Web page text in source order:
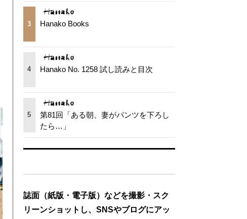
3 Hanako Books
4 Hanako No. 1258 試し読みと目次
5
第81回「ある朝、妻がパンツを下ろし
たら…」
誌面（紙版・電子版）などを撮影・スク
リーンショットし、SNSやブログにアッ